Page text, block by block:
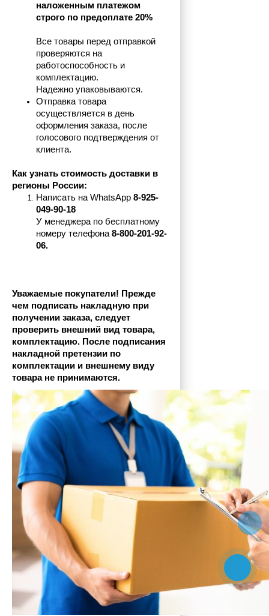
наложенным платежом
строго по предоплате 20%
Все товары перед отправкой
проверяются на
работоспособность и
комплектацию.
Надежно упаковываются.
Отправка товара
осуществляется в день
оформления заказа, после
голосового подтверждения от
клиента.
Как узнать стоимость доставки в
регионы России:
Написать на WhatsApp 8-925-
049-90-18
У менеджера по бесплатному
номеру телефона 8-800-201-92-
06.
Уважаемые покупатели! Прежде
чем подписать накладную при
получении заказа, следует
проверить внешний вид товара,
комплектацию. После подписания
накладной претензии по
комплектации и внешнему виду
товара не принимаются.